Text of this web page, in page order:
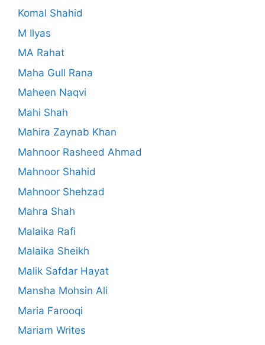
Komal Shahid
M Ilyas
MA Rahat
Maha Gull Rana
Maheen Naqvi
Mahi Shah
Mahira Zaynab Khan
Mahnoor Rasheed Ahmad
Mahnoor Shahid
Mahnoor Shehzad
Mahra Shah
Malaika Rafi
Malaika Sheikh
Malik Safdar Hayat
Mansha Mohsin Ali
Maria Farooqi
Mariam Writes